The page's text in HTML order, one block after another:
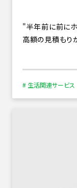
半年前に前に
高額の見積も
# 生活関連サービス